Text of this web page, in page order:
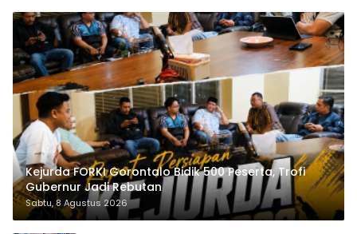
Kejurda FORKI Gorontalo Bidik 500 Peserta, Trofi
Gubernur Jadi Rebutan
Sabtu, 8 Agustus 2026